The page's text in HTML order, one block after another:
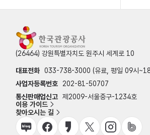
(26464) 강원특별자치도 원주시 세계로 10
대표전화 033-738-3000 (유료, 평일 09시
사업자등록번호
202-81-50707
통신판매업신고 제2009-서울중구-1234호
이용 가이드
찾아오시는 길